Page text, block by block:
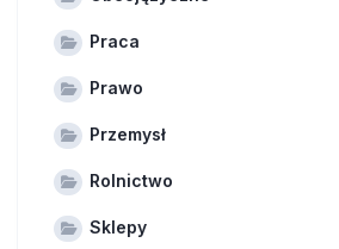
Praca
Prawo
Przemysł
Rolnictwo
Sklepy